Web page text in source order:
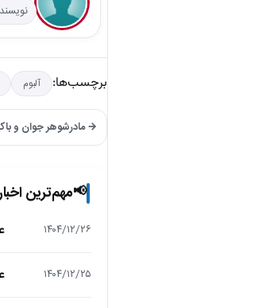
برچسب‌ها: آلبوم
→ مادرشوهر جوان و
📢مهم‌ترین
۱۴۰۴/۱۲/۲۶
۱۴۰۴/۱۲/۲۵